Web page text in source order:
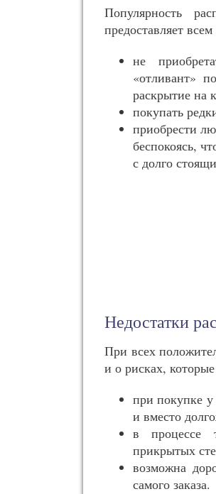
Популярность
предоставляет
не
«отливант»
раскрытие на
покупать
приобрести
беспокоясь,
с долго
Недостатки
При всех
и о рисках,
при покупке у
и вместо
в процессе
прикрытых
возможна
самого заказа.